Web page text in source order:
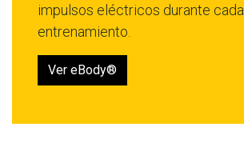
impulsos eléctricos durante cada
entrenamiento.
Ver eBody®